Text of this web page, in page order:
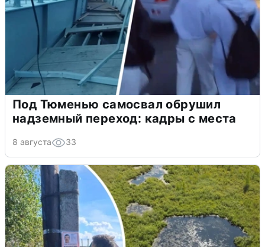
Под Тюменью самосвал обрушил
надземный переход: кадры с места
8 августа 33